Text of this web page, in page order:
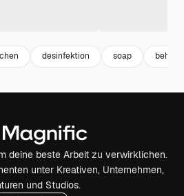
desinfektion soap
deine beste Arbeit zu verwirklichen.
unter Kreativen, Unternehmen,
und Studios.